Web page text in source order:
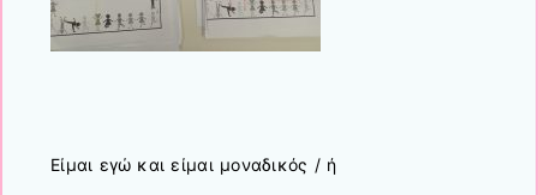
Είμαι εγώ και είμαι μοναδικός / ή